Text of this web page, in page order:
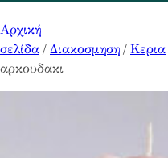
Αρχική
σελίδα / Διακοσμηση / Κερια
αρκουδακι